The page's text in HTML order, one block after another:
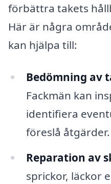
förbättra takets
Här är några
kan hjälpa till:
Bedömning av
Fackmän kan
identifiera
föreslå åtgärder.
Reparation av
sprickor, läckor